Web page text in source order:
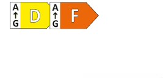
Energetická
trieda D
Energetická
trieda F